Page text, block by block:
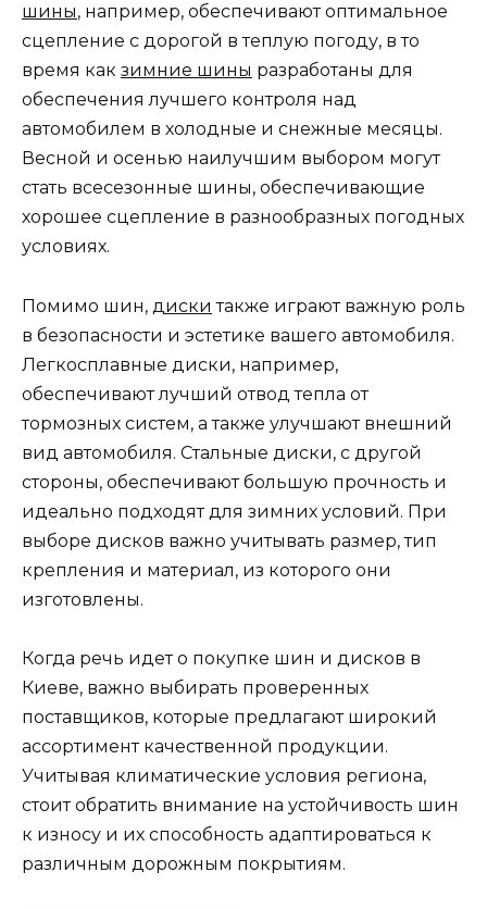
шины, например, обеспечивают оптимальное
сцепление с дорогой в теплую погоду, в то
время как зимние шины разработаны для
обеспечения лучшего контроля над
автомобилем в холодные и снежные месяцы.
Весной и осенью наилучшим выбором могут
стать всесезонные шины, обеспечивающие
хорошее сцепление в разнообразных погодных
условиях.
Помимо шин, диски также играют важную роль
в безопасности и эстетике вашего автомобиля.
Легкосплавные диски, например,
обеспечивают лучший отвод тепла от
тормозных систем, а также улучшают внешний
вид автомобиля. Стальные диски, с другой
стороны, обеспечивают большую прочность и
идеально подходят для зимних условий. При
выборе дисков важно учитывать размер, тип
крепления и материал, из которого они
изготовлены.
Когда речь идет о покупке шин и дисков в
Киеве, важно выбирать проверенных
поставщиков, которые предлагают широкий
ассортимент качественной продукции.
Учитывая климатические условия региона,
стоит обратить внимание на устойчивость шин
к износу и их способность адаптироваться к
различным дорожным покрытиям.